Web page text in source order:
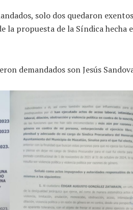
solo dos quedaron
propuesta de la Síndica hecha
demandados son Jesús